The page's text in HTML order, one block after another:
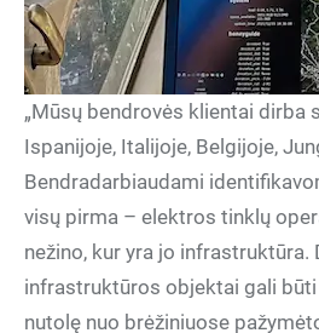
„Mūsų bendrovės klientai dirba
Ispanijoje, Italijoje, Belgijoje,
Bendradarbiaudami
visų pirma – elektros tinklų
nežino, kur yra jo infrastruktūra.
infrastruktūros objektai gali
nutolę nuo brėžiniuose